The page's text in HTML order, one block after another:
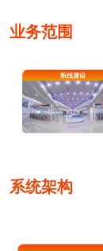
业务范围
系统架构